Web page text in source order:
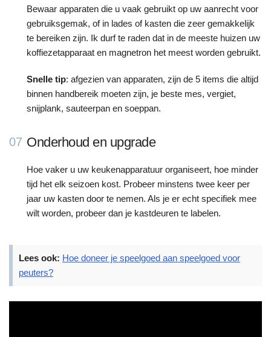
Bewaar apparaten die u vaak gebruikt op uw aanrecht voor
gebruiksgemak, of in lades of kasten die zeer gemakkelijk
te bereiken zijn. Ik durf te raden dat in de meeste huizen uw
koffiezetapparaat en magnetron het meest worden gebruikt.
Snelle tip: afgezien van apparaten, zijn de 5 items die altijd
binnen handbereik moeten zijn, je beste mes, vergiet,
snijplank, sauteerpan en soeppan.
07 Onderhoud en upgrade
Hoe vaker u uw keukenapparatuur organiseert, hoe minder
tijd het elk seizoen kost. Probeer minstens twee keer per
jaar uw kasten door te nemen. Als je er echt specifiek mee
wilt worden, probeer dan je kastdeuren te labelen.
Lees ook: Hoe doneer je speelgoed aan speelgoed voor
peuters?